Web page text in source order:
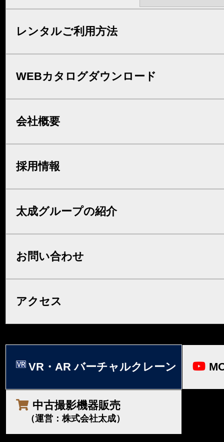
レンタルご利用方法
WEBカタログダウンロード
会社概要
採用情報
太成グループの紹介
お問い合わせ
アクセス
VR・AR バーチャルクレーン
中古撮影機器販売
（運営：株式会社太成）